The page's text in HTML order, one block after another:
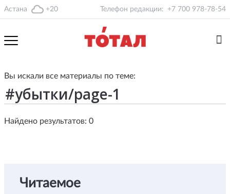
Астана +20 Телефон редакции: +7 700 978-78-54
Вы искали все материалы по теме:
Найдено результатов: 0
Читаемое